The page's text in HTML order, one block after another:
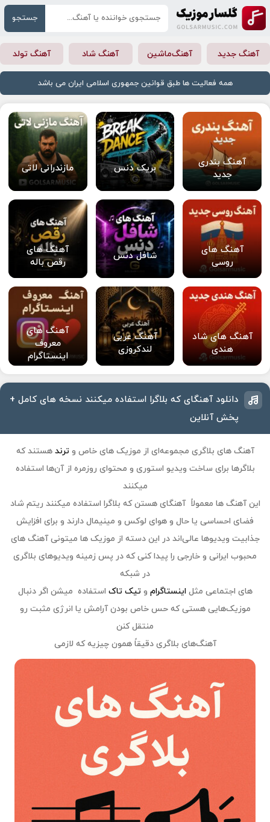
جستجو
آهنگ جدید آهنگ‌ماشین آهنگ شاد آهنگ تولد
همه فعالیت ها طبق قوانین جمهوری اسلامی ایران می باشد
آهنگ بندری
جدید
بریک دنس مازندرانی لاتی
آهنگ های
روسی
شافل دنس
آهنگ های
رقص باله
آهنگ های شاد
هندی
آهنگ عربی
لندکروزی
آهنگ های
معروف
اینستاگرام
دانلود آهنگای که بلاگرا استفاده میکنند نسخه های کامل +
پخش آنلاین
آهنگ‌ های بلاگری مجموعه‌ای از موزیک‌ های خاص وترند هستند که
بلاگرها برای ساخت ویدیو استوری و محتوای روزمره از آن‌ها استفاده
میکنند
این آهنگ‌ ها معمولاً آهنگای هستن که بلاگرا استفاده میکنند ریتم شاد
فضای احساسی یا حال‌ و‌ هوای لوکس و مینیمال دارند و برای افزایش
جذابیت ویدیوها عالی‌اند در این دسته از موزیک‌ ها میتونی آهنگ‌ های
محبوب ایرانی و خارجی را پیدا کنی که در پس‌ زمینه ویدیوهای بلاگری
در شبکه‌
های اجتماعی مثل اینستاگرام وتیک‌ تاک استفاده میشن اگر دنبال
موزیک‌هایی هستی که حس خاص بودن آرامش یا انرژی مثبت رو
منتقل کنن
آهنگ‌های بلاگری دقیقاً همون چیزیه که لازمی